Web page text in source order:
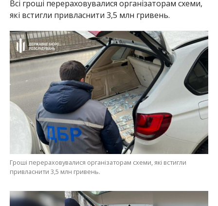
Всі гроші перераховувалися організаторам схеми,
які встигли привласнити 3,5 млн гривень.
Гроші перераховувалися організаторам схеми, які встигли
привласнити 3,5 млн гривень.